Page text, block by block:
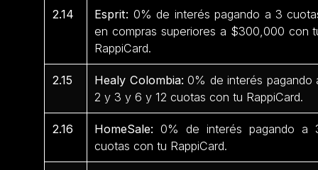
2.14 Esprit: 0% de interés pagando a 3
en compras superiores a $300,000 con
RappiCard.
2.15 Healy Colombia: 0% de interés pagando
2 y 3 y 6 y 12 cuotas con tu RappiCard.
2.16 HomeSale:0% de interés pagando a
cuotas con tu RappiCard.